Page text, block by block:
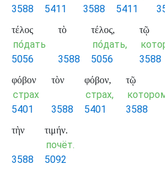
3588
5411
3588
5411
τέλος
по́дать
5056
τὸ
3588
τέλος,
по́дать,
5056
τῷ
3588
φόβον
страх
5401
τὸν
3588
φόβον,
страх,
5401
τῷ
3588
τὴν
3588
τιμήν.
почёт.
5092